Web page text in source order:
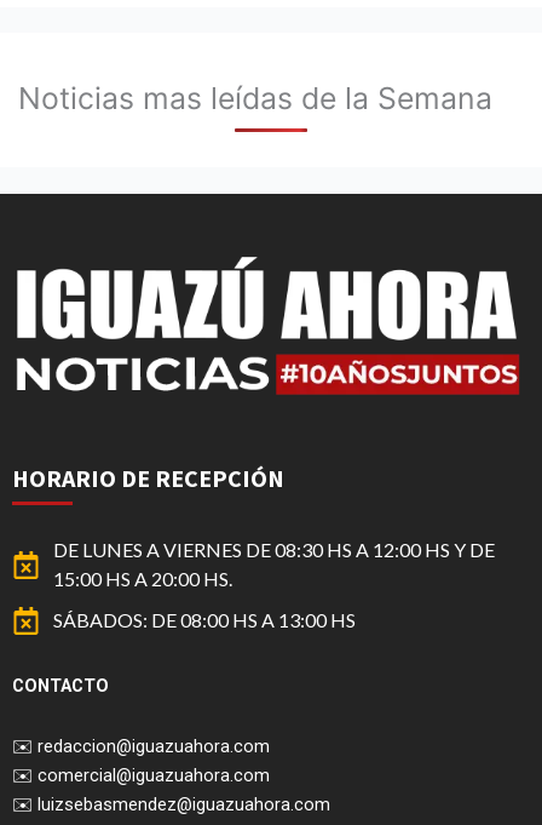
Noticias mas leídas de la Semana
HORARIO DE RECEPCIÓN
DE LUNES A VIERNES DE 08:30 HS A 12:00 HS Y DE
15:00 HS A 20:00 HS.
SÁBADOS: DE 08:00 HS A 13:00 HS
CONTACTO
✉️ redaccion@iguazuahora.com
✉️ comercial@iguazuahora.com
✉️ luizsebasmendez@iguazuahora.com